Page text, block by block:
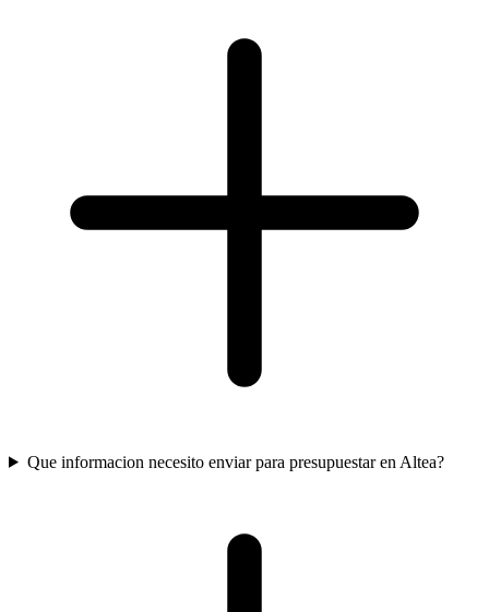
Que informacion necesito enviar para presupuestar en Altea?